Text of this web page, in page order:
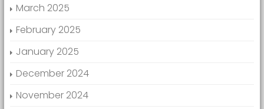
March 2025
February 2025
January 2025
December 2024
November 2024